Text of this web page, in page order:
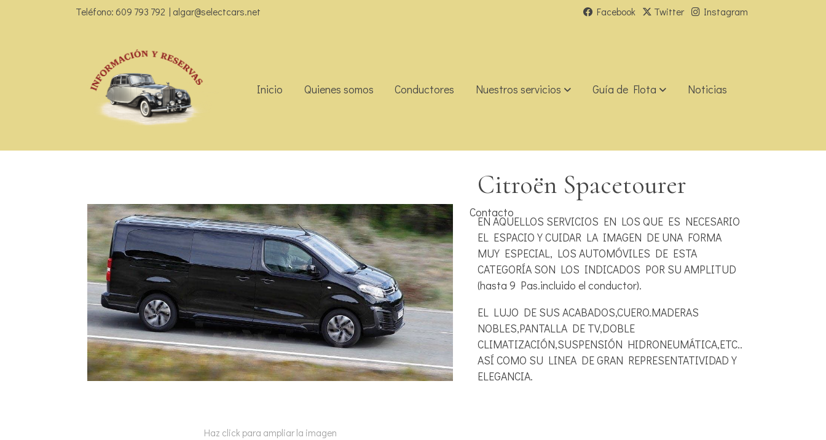
Teléfono: 609 793 792 | algar@selectcars.net Facebook Twitter Instagram
Inicio Quienes somos Conductores Nuestros servicios Guía de Flota Noticias
Contacto
Haz click para ampliar la imagen
Citroën Spacetourer
EN AQUELLOS SERVICIOS EN LOS QUE ES NECESARIO
EL ESPACIO Y CUIDAR LA IMAGEN DE UNA FORMA
MUY ESPECIAL, LOS AUTOMÓVILES DE ESTA
CATEGORÍA SON LOS INDICADOS POR SU AMPLITUD
(hasta 9 Pas.incluido el conductor).
EL LUJO DE SUS ACABADOS,CUERO.MADERAS
NOBLES,PANTALLA DE TV,DOBLE
CLIMATIZACIÓN,SUSPENSIÓN HIDRONEUMÁTICA,ETC..
ASÍ COMO SU LINEA DE GRAN REPRESENTATIVIDAD Y
ELEGANCIA.